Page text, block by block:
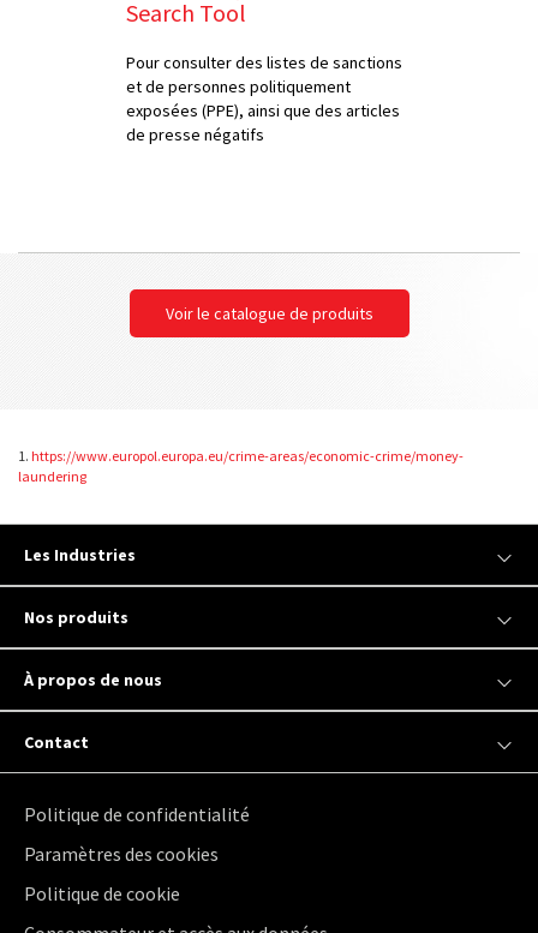
Search Tool
Pour consulter des listes de sanctions
et de personnes politiquement
exposées (PPE), ainsi que des articles
de presse négatifs
Voir le catalogue de produits
1. https://www.europol.europa.eu/crime-areas/economic-crime/money-
laundering
Les Industries
Nos produits
À propos de nous
Contact
Politique de confidentialité
Paramètres des cookies
Politique de cookie